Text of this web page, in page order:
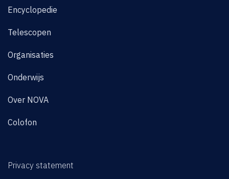
Encyclopedie
Telescopen
Organisaties
Onderwijs
Over NOVA
Colofon
Privacy statement